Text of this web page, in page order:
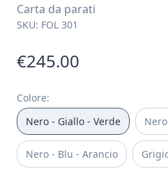
Carta da parati
SKU: FOL 301
€245.00
Colore:
Nero - Giallo - Verde
Nero - Blu - Arancio